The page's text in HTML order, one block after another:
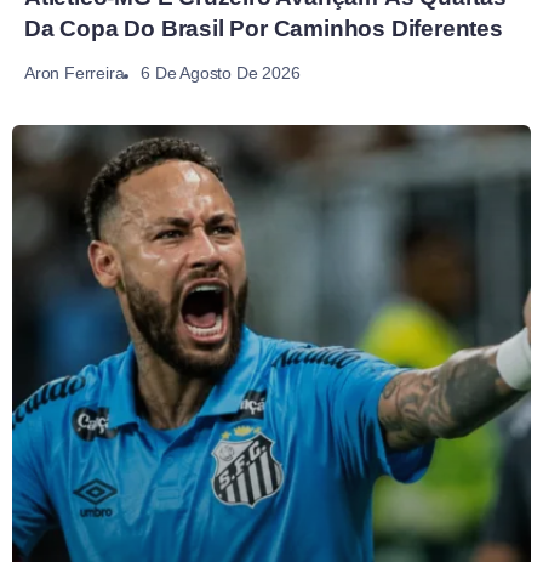
Da Copa Do Brasil Por Caminhos Diferentes
Aron Ferreira 6 De Agosto De 2026